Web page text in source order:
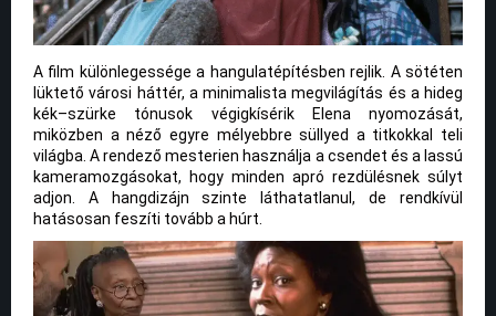
A film különlegessége a hangulatépítésben rejlik. A sötéten
lüktető városi háttér, a minimalista megvilágítás és a hideg
kék–szürke tónusok végigkísérik Elena nyomozását,
miközben a néző egyre mélyebbre süllyed a titkokkal teli
világba. A rendező mesterien használja a csendet és a lassú
kameramozgásokat, hogy minden apró rezdülésnek súlyt
adjon. A hangdizájn szinte láthatatlanul, de rendkívül
hatásosan feszíti tovább a húrt.